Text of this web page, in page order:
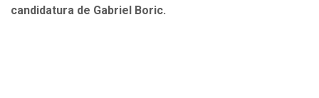
candidatura de Gabriel Boric.